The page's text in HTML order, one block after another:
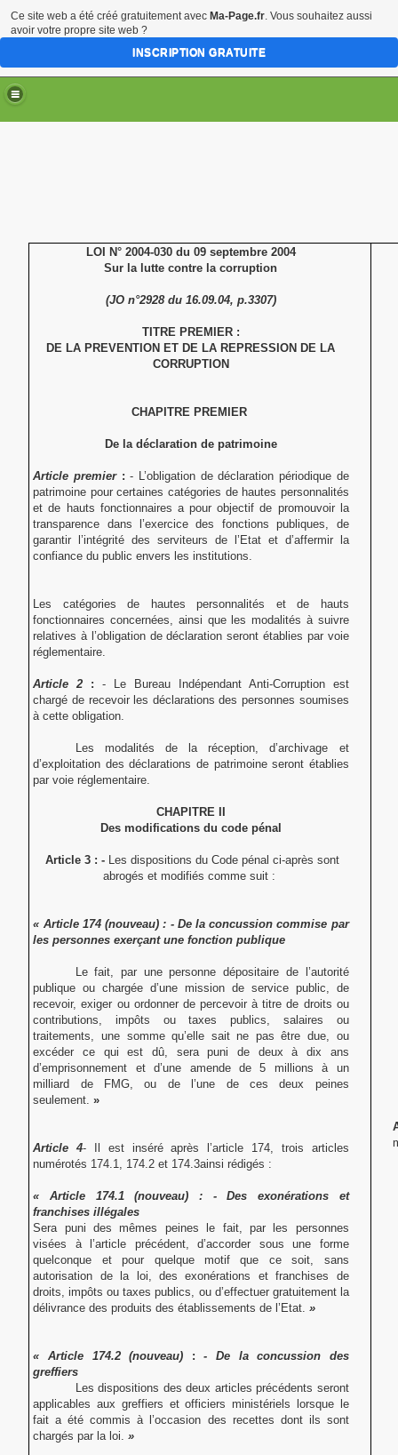
LOI N° 2004-030 du 09 septembre 2004
Sur la lutte contre la corruption
(JO n°2928 du 16.09.04, p.3307)
TITRE PREMIER :
DE LA PREVENTION ET DE LA REPRESSION DE LA
CORRUPTION
CHAPITRE PREMIER
De la déclaration de patrimoine
Article premier:- L’obligation de déclaration périodique de
patrimoine pour certaines catégories de hautes personnalités
et de hauts fonctionnaires a pour objectif de promouvoir la
transparence dans l’exercice des fonctions publiques, de
garantir l’intégrité des serviteurs de l’Etat et d’affermir la
confiance du public envers les institutions.
Les catégories de hautes personnalités et de hauts
fonctionnaires concernées, ainsi que les modalités à suivre
relatives à l’obligation de déclaration seront établies par voie
réglementaire.
Article 2 :- Le Bureau Indépendant Anti-Corruption est
chargé de recevoir les déclarations des personnes soumises
à cette obligation.
Les modalités de la réception, d’archivage et
d’exploitation des déclarations de patrimoine seront établies
par voie réglementaire.
CHAPITRE II
Des modifications du code pénal
Article 3 : - Les dispositions du Code pénal ci-après sont
abrogés et modifiés comme suit :
« Article 174 (nouveau) : - De la concussion commise par
les personnes exerçant une fonction publique
Le fait, par une personne dépositaire de l’autorité
publique ou chargée d’une mission de service public, de
recevoir, exiger ou ordonner de percevoir à titre de droits ou
contributions, impôts ou taxes publics, salaires ou
traitements, une somme qu’elle sait ne pas être due, ou
excéder ce qui est dû, sera puni de deux à dix ans
d’emprisonnement et d’une amende de 5 millions à un
milliard de FMG, ou de l’une de ces deux peines
seulement. »
Article 4- Il est inséré après l’article 174, trois articles
numérotés 174.1, 174.2 et 174.3ainsi rédigés :
« Article 174.1 (nouveau)
: - Des exonérations et
franchises illégales
Sera puni des mêmes peines le fait, par les personnes
visées à l’article précédent, d’accorder sous une forme
quelconque et pour quelque motif que ce soit, sans
autorisation de la loi, des exonérations et franchises de
droits, impôts ou taxes publics, ou d’effectuer gratuitement la
délivrance des produits des établissements de l’Etat. »
« Article 174.2 (nouveau) :- De la concussion des
greffiers
Les dispositions des deux articles précédents seront
applicables aux greffiers et officiers ministériels lorsque le
fait a été commis à l’occasion des recettes dont ils sont
chargés par la loi. »
Ce site web a été créé gratuitement avec Ma-Page.fr. Vous souhaitez aussi
avoir votre propre site web ?
INSCRIPTION GRATUITE